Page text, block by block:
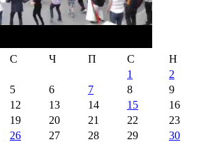
С Ч П С
Н
1
2
5 6 7 8
9
12 13 14 15
16
19 20 21 22
23
26 27 28 29
30